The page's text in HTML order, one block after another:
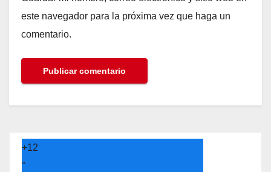
este navegador para la próxima vez que haga un
comentario.
+12
°